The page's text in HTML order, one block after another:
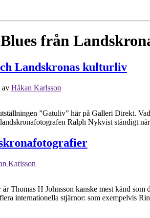
från
Landskronas kulturliv
av Håkan Karlsson
”Gatuliv” här på Galleri Direkt.
Ralph Nykvist ständigt
Karlsson
Thomas H Johnsson kanske mest känd
internationella stjärnor: som exempelvis